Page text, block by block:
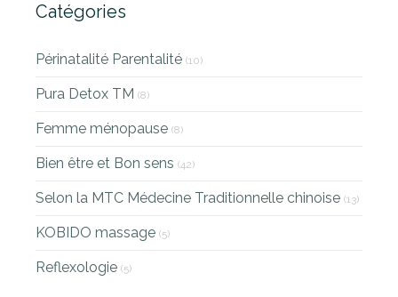
Catégories
Périnatalité Parentalité (10)
Pura Detox TM (8)
Femme ménopause (8)
Bien être et Bon sens (42)
Selon la MTC Médecine Traditionnelle chinoise (13)
KOBIDO massage (5)
Reflexologie (5)